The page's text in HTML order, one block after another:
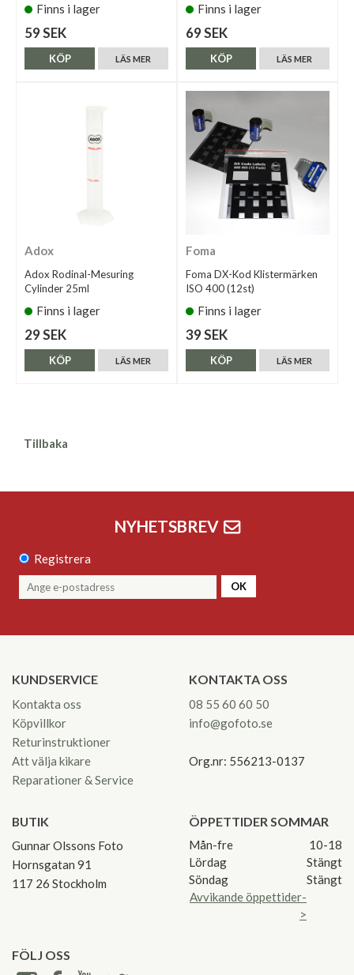
Finns i lager
59 SEK
LÄS MER
KÖP
Finns i lager
69 SEK
LÄS MER
KÖP
Adox
Adox Rodinal-Mesuring
Cylinder 25ml
Finns i lager
29 SEK
LÄS MER
KÖP
Foma
Foma DX-Kod Klistermärken
ISO 400 (12st)
Finns i lager
39 SEK
LÄS MER
KÖP
Tillbaka
NYHETSBREV
Registrera
OK
KUNDSERVICE
Kontakta oss
Köpvillkor
Returinstruktioner
Att välja kikare
Reparationer & Service
KONTAKTA OSS
08 55 60 60 50
info@gofoto.se
Org.nr: 556213-0137
BUTIK
Gunnar Olssons Foto
Hornsgatan 91
117 26 Stockholm
ÖPPETTIDER SOMMAR
Mån-fre
10-18
Lördag
Stängt
Söndag
Stängt
Avvikande öppettider-
>
FÖLJ OSS